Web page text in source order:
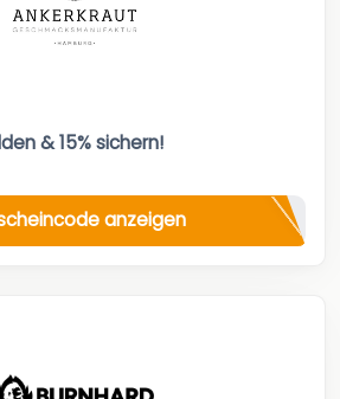
& 15% sichern!
anzeigen